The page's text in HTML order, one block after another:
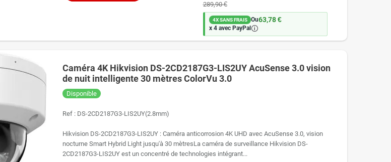
289,90 €
4X SANS FRAIS Ou63,78 €
x 4 avec PayPal🛈
Caméra 4K Hikvision DS-2CD2187G3-LIS2UY AcuSense 3.0 vision
de nuit intelligente 30 mètres ColorVu 3.0
Disponible
Ref : DS-2CD2187G3-LIS2UY(2.8mm)
Hikvision DS-2CD2187G3-LIS2UY : Caméra anticorrosion 4K UHD avec AcuSense 3.0, vision
nocturne Smart Hybrid Light jusqu'à 30 mètresLa caméra de surveillance Hikvision DS-
2CD2187G3-LIS2UY est un concentré de technologies intégrant...